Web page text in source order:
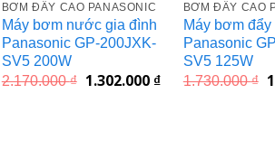
BƠM ĐẨY CAO PANASONIC
Máy bơm nước gia đình
Panasonic GP-200JXK-
SV5 200W
2.170.000₫
Giá
1.302.000 ₫Giá
BƠM ĐẨY CAO
Máy bơm đẩy
Panasonic
SV5 125W
1.730.000₫